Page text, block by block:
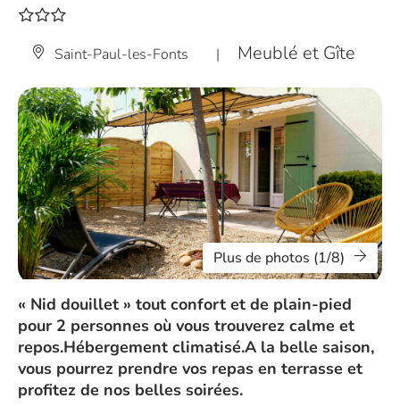
Saint-Paul-les-Fonts | Meublé et Gîte
Plus de photos (1/8)
« Nid douillet » tout confort et de plain-pied
pour 2 personnes où vous trouverez calme et
repos.Hébergement climatisé.A la belle saison,
vous pourrez prendre vos repas en terrasse et
profitez de nos belles soirées.